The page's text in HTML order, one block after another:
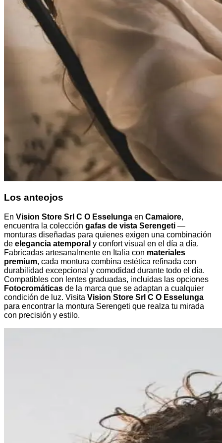
Los anteojos
En Vision Store Srl C O Esselunga en Camaiore,
encuentra la colección gafas de vista Serengeti —
monturas diseñadas para quienes exigen una combinación
de elegancia atemporal y confort visual en el día a día.
Fabricadas artesanalmente en Italia con materiales
premium, cada montura combina estética refinada con
durabilidad excepcional y comodidad durante todo el día.
Compatibles con lentes graduadas, incluidas las opciones
Fotocromáticas de la marca que se adaptan a cualquier
condición de luz. Visita Vision Store Srl C O Esselunga
para encontrar la montura Serengeti que realza tu mirada
con precisión y estilo.